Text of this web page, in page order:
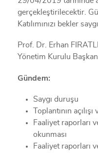
gerçekleştirilecektir.
Katılımınızı bekler
Prof. Dr. Erhan FIRATLI
Yönetim Kurulu
Gündem:
Saygı duruşu
Toplantının
Faaliyet raporları
okunması
Faaliyet raporları